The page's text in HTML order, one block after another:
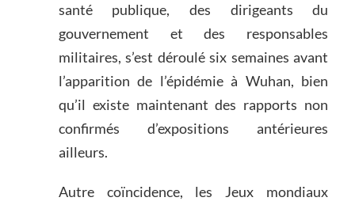
santé publique, des dirigeants du
gouvernement et des responsables
militaires, s’est déroulé six semaines avant
l’apparition de l’épidémie à Wuhan, bien
qu’il existe maintenant des rapports non
confirmés d’expositions antérieures
ailleurs.
Autre coïncidence, les Jeux mondiaux